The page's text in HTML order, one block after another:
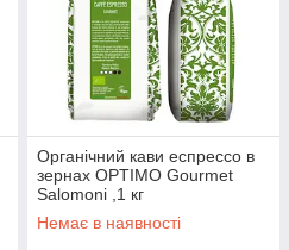
Органічний кави еспрессо в
зернах OPTIMO Gourmet
Salomoni ,1 кг
Немає в наявності